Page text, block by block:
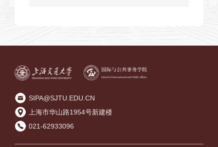
SIPA@SJTU.EDU.CN
上海市华山路1954号新建楼
021-62933096